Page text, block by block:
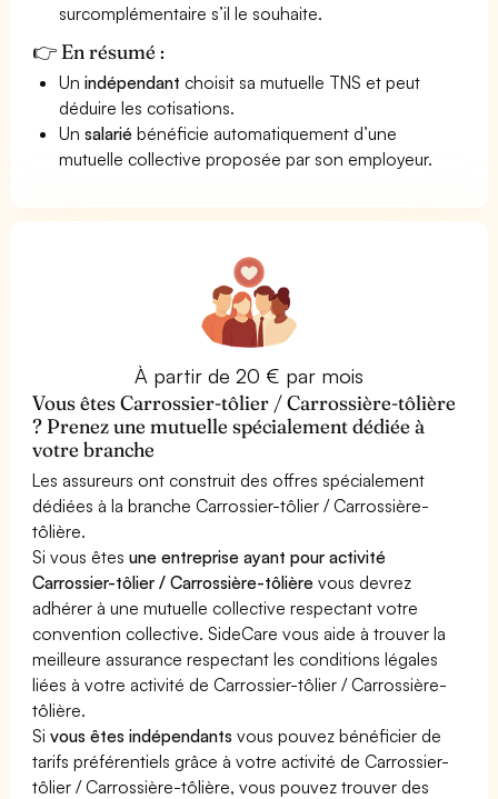
surcomplémentaire s’il le souhaite.
👉 En résumé :
Unindépendant choisit sa mutuelle TNS et peut
déduire les cotisations.
Unsalarié bénéficie automatiquement d’une
mutuelle collective proposée par son employeur.
À partir de 20 € par mois
Vous êtes Carrossier-tôlier / Carrossière-tôlière
? Prenez une mutuelle spécialement dédiée à
votre branche
Les assureurs ont construit des offres spécialement
dédiées à la branche Carrossier-tôlier / Carrossière-
tôlière.
Si vous êtesune entreprise ayant pour activité
Carrossier-tôlier / Carrossière-tôlière vous devrez
adhérer à une mutuelle collective respectant votre
convention collective. SideCare vous aide à trouver la
meilleure assurance respectant les conditions légales
liées à votre activité de Carrossier-tôlier / Carrossière-
tôlière.
Sivous êtes indépendants vous pouvez bénéficier de
tarifs préférentiels grâce à votre activité de Carrossier-
tôlier / Carrossière-tôlière, vous pouvez trouver des